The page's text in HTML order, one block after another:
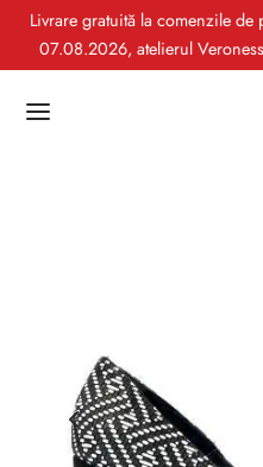
Livrare gratuită la comenzile
07.08.2026, atelierul